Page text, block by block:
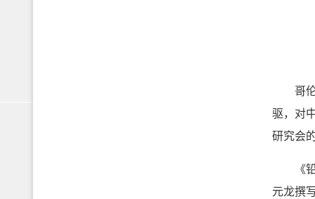
哥伦比
驱，对
研究会
《铅
元龙撰